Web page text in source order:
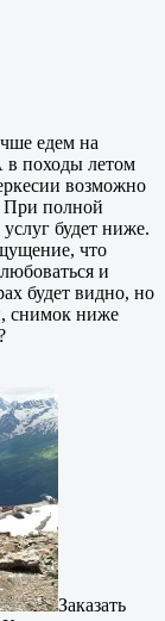
едем на
в походы летом
возможно
При полной
будет ниже.
что
и
будет видно, но
снимок ниже
Заказать